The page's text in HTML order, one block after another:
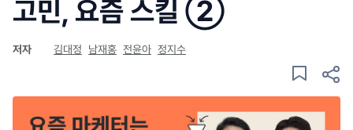
고민, 요즘 스킬 ➁
저자 김대정 남재홍 전윤아 정지수